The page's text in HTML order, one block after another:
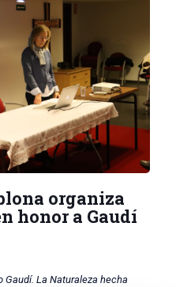
organiza
honor a Gaudí
Gaudí. La Naturaleza hecha